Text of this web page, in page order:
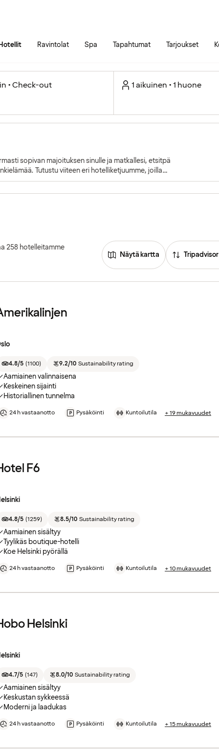
Ravintolat Spa Tapahtumat Tarjoukset
• Check-out 1 aikuinen • 1 huone
sopivan majoituksen sinulle ja matkallesi, etsitpä
Tutustu viiteen eri hotelliketjuumme, joilla
258 hotelleitamme
Näytä kartta
4.8/5 (1100) 9.2/10 Sustainability rating
Aamiainen valinnaisena
Keskeinen sijainti
Historiallinen tunnelma
24 h vastaanotto Pysäköinti Kuntoilutila + 19 mukavuudet
F6
4.8/5 (1259) 8.5/10 Sustainability rating
Aamiainen sisältyy
Tyylikäs boutique-hotelli
Koe Helsinki pyörällä
24 h vastaanotto Pysäköinti Kuntoilutila + 10 mukavuudet
Helsinki
4.7/5 (147) 8.0/10 Sustainability rating
Aamiainen sisältyy
Keskustan sykkeessä
Moderni ja laadukas
24 h vastaanotto Pysäköinti Kuntoilutila + 15 mukavuudet